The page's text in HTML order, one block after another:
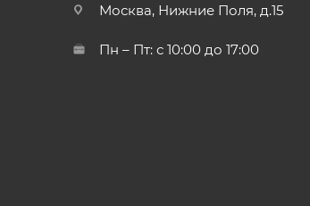
Москва, Нижние Поля, д.15
Пн – Пт: с 10:00 до 17:00